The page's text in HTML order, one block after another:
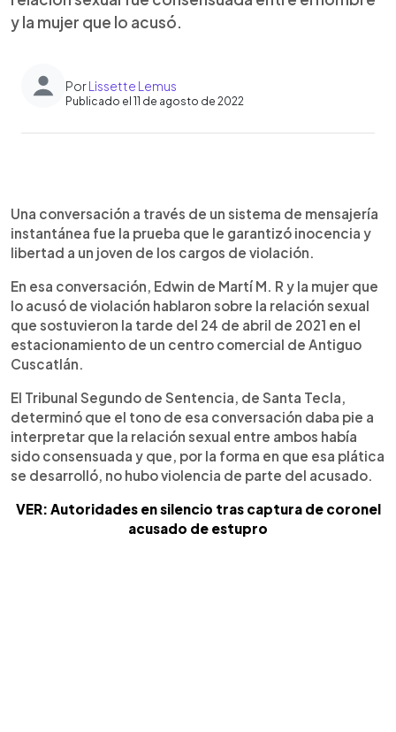
y la mujer que lo acusó.
PorLissette Lemus
Publicado el 11 de agosto de 2022
Escuchar artículo
Una conversación a través de un sistema de mensajería
instantánea fue la prueba que le garantizó inocencia y
libertad a un joven de los cargos de violación.
En esa conversación, Edwin de Martí M. R y la mujer que
lo acusó de violación hablaron sobre la relación sexual
que sostuvieron la tarde del 24 de abril de 2021 en el
estacionamiento de un centro comercial de Antiguo
Cuscatlán.
El Tribunal Segundo de Sentencia, de Santa Tecla,
determinó que el tono de esa conversación daba pie a
interpretar que la relación sexual entre ambos había
sido consensuada y que, por la forma en que esa plática
se desarrolló, no hubo violencia de parte del acusado.
VER: Autoridades en silencio tras captura de coronel
acusado de estupro